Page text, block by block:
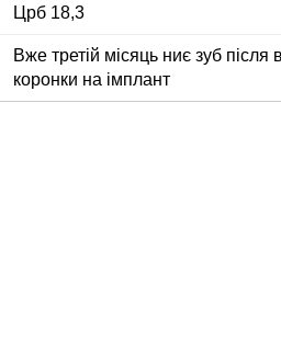
Црб 18,3
Вже третій місяць ниє зуб після
коронки на імплант